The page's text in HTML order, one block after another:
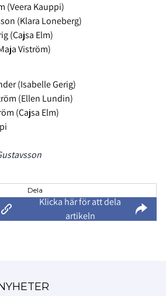
(Veera Kauppi)
(Klara Loneberg)
(Cajsa Elm)
Viström)
(Isabelle Gerig)
(Ellen Lundin)
(Cajsa Elm)
Dela
Klicka här för att dela
artikeln